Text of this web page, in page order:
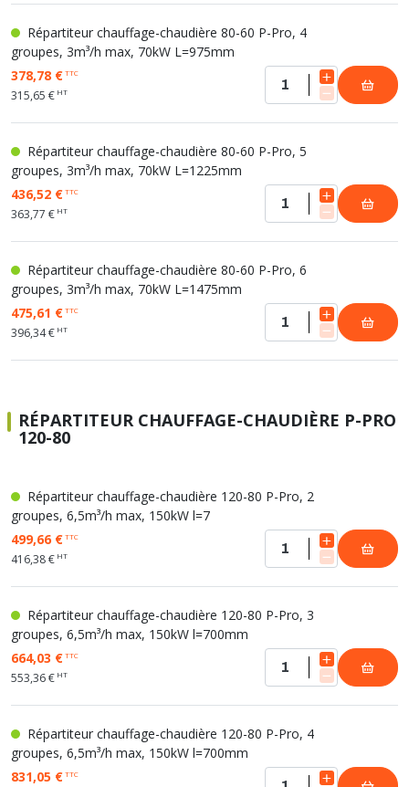
Répartiteur chauffage-chaudière 80-60 P-Pro, 4
groupes, 3m³/h max, 70kW L=975mm
378,78 €TTC
315,65 € HT
Répartiteur chauffage-chaudière 80-60 P-Pro, 5
groupes, 3m³/h max, 70kW L=1225mm
436,52 €TTC
363,77 € HT
Répartiteur chauffage-chaudière 80-60 P-Pro, 6
groupes, 3m³/h max, 70kW L=1475mm
475,61 €TTC
396,34 € HT
RÉPARTITEUR CHAUFFAGE-CHAUDIÈRE P-PRO
120-80
Répartiteur chauffage-chaudière 120-80 P-Pro, 2
groupes, 6,5m³/h max, 150kW l=7
499,66 €TTC
416,38 € HT
Répartiteur chauffage-chaudière 120-80 P-Pro, 3
groupes, 6,5m³/h max, 150kW l=700mm
664,03 €TTC
553,36 € HT
Répartiteur chauffage-chaudière 120-80 P-Pro, 4
groupes, 6,5m³/h max, 150kW l=700mm
831,05 €TTC